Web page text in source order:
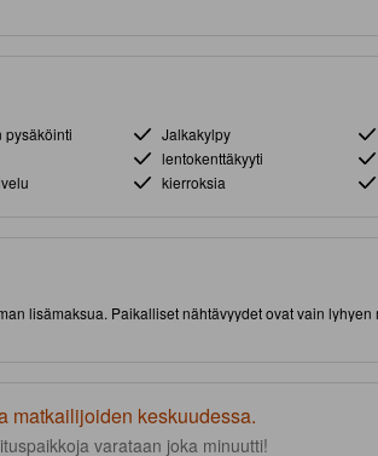
pysäköinti Jalkakylpy
lentokenttäkyyti
kierroksia
lisämaksua. Paikalliset nähtävyydet ovat vain
basilika on ehdottomista paikallisista
matkailijoiden keskuudessa.
varataan joka minuutti!